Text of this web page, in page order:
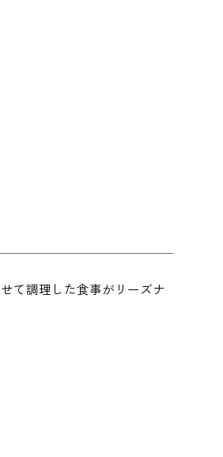
て調理した食事がリーズナ